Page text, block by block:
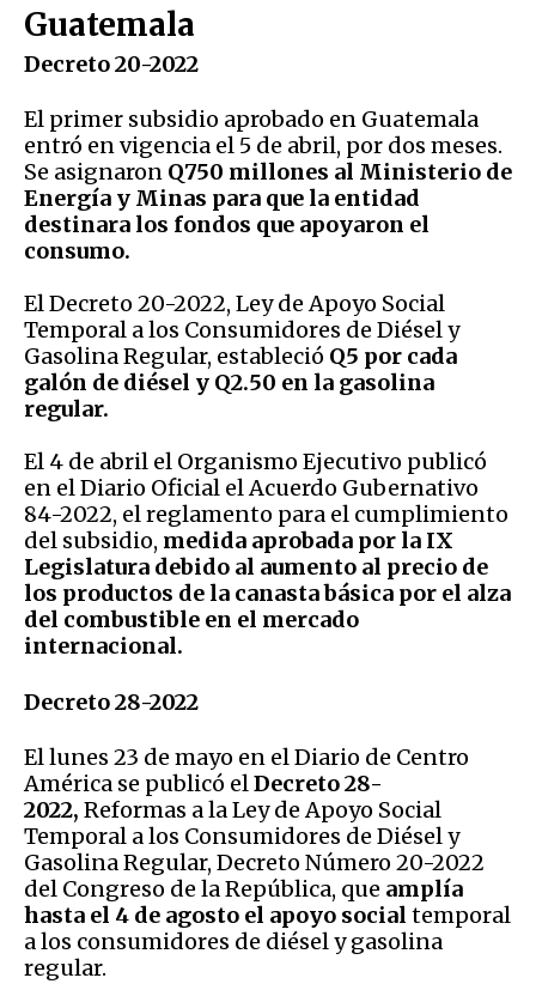
Guatemala
Decreto 20-2022
El primer subsidio aprobado en Guatemala
entró en vigencia el 5 de abril, por dos meses.
Se asignaron Q750 millones al Ministerio de
Energía y Minas para que la entidad
destinara los fondos que apoyaron el
consumo.
El Decreto 20-2022, Ley de Apoyo Social
Temporal a los Consumidores de Diésel y
Gasolina Regular, estableció Q5 por cada
galón de diésel y Q2.50 en la gasolina
regular.
El 4 de abril el Organismo Ejecutivo publicó
en el Diario Oficial el Acuerdo Gubernativo
84-2022, el reglamento para el cumplimiento
del subsidio, medida aprobada por la IX
Legislatura debido al aumento al precio de
los productos de la canasta básica por el alza
del combustible en el mercado
internacional.
Decreto 28-2022
El lunes 23 de mayo en el Diario de Centro
América se publicó elDecreto 28-
2022, Reformas a la Ley de Apoyo Social
Temporal a los Consumidores de Diésel y
Gasolina Regular, Decreto Número 20-2022
del Congreso de la República, que amplía
hasta el 4 de agosto el apoyo social temporal
a los consumidores de diésel y gasolina
regular.